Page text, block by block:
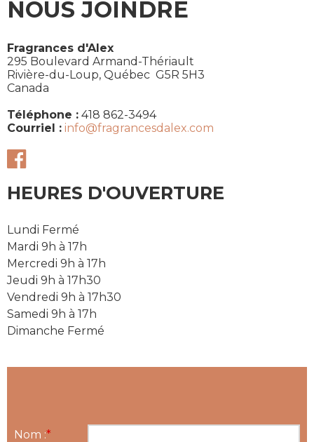
NOUS JOINDRE
Fragrances d'Alex
295 Boulevard Armand-Thériault
Rivière-du-Loup, Québec G5R 5H3
Canada
Téléphone : 418 862-3494
Courriel : info@fragrancesdalex.com
HEURES D'OUVERTURE
Lundi Fermé
Mardi 9h à 17h
Mercredi 9h à 17h
Jeudi 9h à 17h30
Vendredi 9h à 17h30
Samedi 9h à 17h
Dimanche Fermé
Nom :*